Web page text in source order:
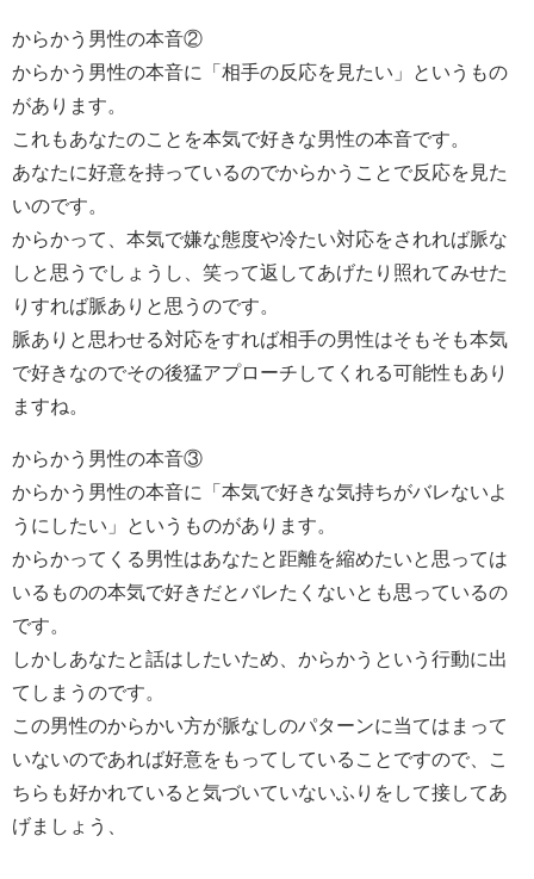
からかう男性の本音②
からかう男性の本音に「相手の反応を見たい」というもの
があります。
これもあなたのことを本気で好きな男性の本音です。
あなたに好意を持っているのでからかうことで反応を見た
いのです。
からかって、本気で嫌な態度や冷たい対応をされれば脈な
しと思うでしょうし、笑って返してあげたり照れてみせた
りすれば脈ありと思うのです。
脈ありと思わせる対応をすれば相手の男性はそもそも本気
で好きなのでその後猛アプローチしてくれる可能性もあり
ますね。
からかう男性の本音③
からかう男性の本音に「本気で好きな気持ちがバレないよ
うにしたい」というものがあります。
からかってくる男性はあなたと距離を縮めたいと思っては
いるものの本気で好きだとバレたくないとも思っているの
です。
しかしあなたと話はしたいため、からかうという行動に出
てしまうのです。
この男性のからかい方が脈なしのパターンに当てはまって
いないのであれば好意をもってしていることですので、こ
ちらも好かれていると気づいていないふりをして接してあ
げましょう、